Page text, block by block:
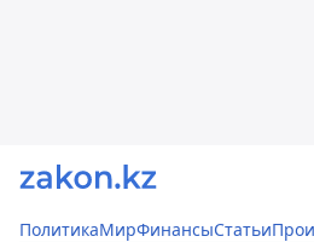
ПолитикаМирФинансыСтатьи